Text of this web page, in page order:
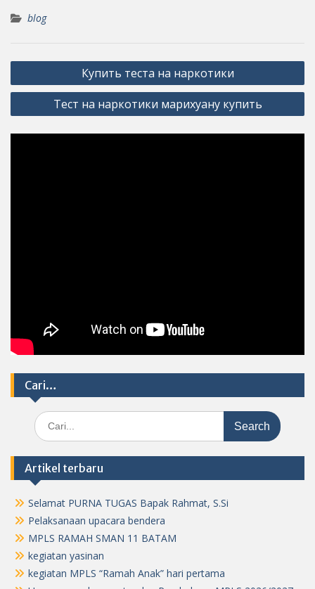
blog
Post
navigation
Купить теста на наркотики
Тест на наркотики марихуану купить
Cari…
Search
for:
Artikel terbaru
Selamat PURNA TUGAS Bapak Rahmat, S.Si
Pelaksanaan upacara bendera
MPLS RAMAH SMAN 11 BATAM
kegiatan yasinan
kegiatan MPLS “Ramah Anak” hari pertama